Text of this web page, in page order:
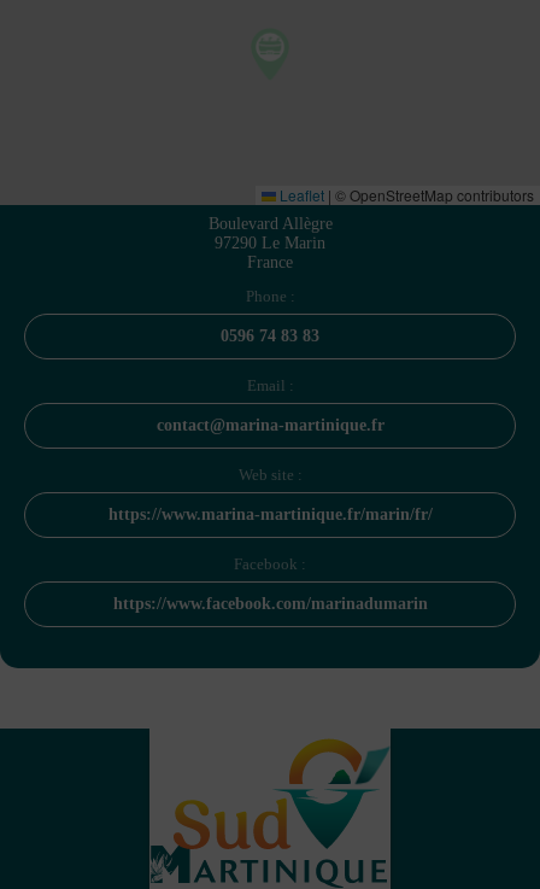
Leaflet | © OpenStreetMap contributors
Boulevard Allègre
97290 Le Marin
France
Phone :
0596 74 83 83
Email :
contact@marina-martinique.fr
Web site :
https://www.marina-martinique.fr/marin/fr/
Facebook :
https://www.facebook.com/marinadumarin